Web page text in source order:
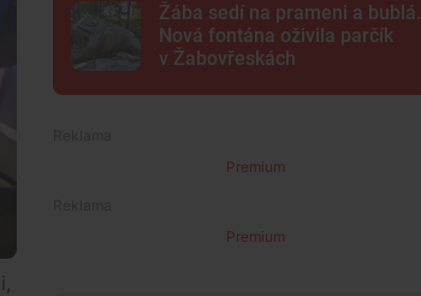
Žába sedí na prameni a bublá.
Nová fontána oživila parčík
v Žabovřeskách
Premium
Premium